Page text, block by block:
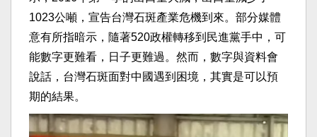
1023公噸，宣告台灣石斑產業危機到來。部分媒體
意有所指暗示，隨著520政權轉移到民進黨手中，可
能數字更難看，日子更難過。然而，數字與資料會
說話，台灣石斑面對中國遇到困境，其實是可以預
期的結果。